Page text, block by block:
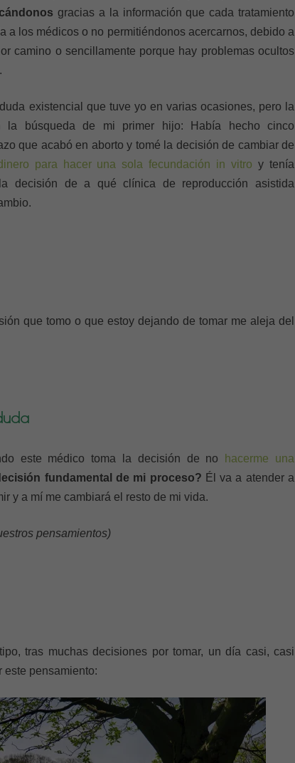
gracias a la información que cada tratamiento
a los médicos o no permitiéndonos acercarnos, debido a
camino o sencillamente porque hay problemas ocultos
existencial que tuve yo en varias ocasiones, pero la
la búsqueda de mi primer hijo: Había hecho cinco
que acabó en aborto y tomé la decisión de cambiar de
para hacer una sola fecundación in vitro y tenía
decisión de a qué clínica de reproducción asistida
que tomo o que estoy dejando de tomar me aleja del
este médico toma la decisión de no
hacerme una
fundamental de mi proceso? Él va a atender a
y a mí me cambiará el resto de mi vida.
pensamientos)
tras muchas decisiones por tomar, un día casi, casi
este pensamiento: